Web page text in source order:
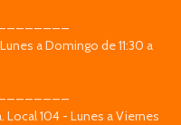
a Domingo de 11:30 a
Local 104 - Lunes a Viernes